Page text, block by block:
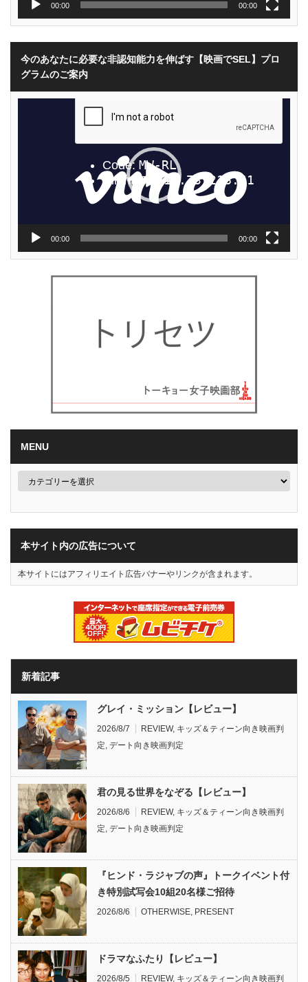
00:00 00:00
今のあなたに必要な非認知能力を伸ばす【映画でSEL】プロ
グラムのご案内
00:00 00:00
MENU
本サイト内の広告について
本サイトにはアフィリエイト広告バナーやリンクが含まれます。
新着記事
グレイ・ミッション【レビュー】
2026/8/7 REVIEW, キッズ＆ティーン向き映画判
定, デート向き映画判定
君の見る世界をなぞる【レビュー】
2026/8/6 REVIEW, キッズ＆ティーン向き映画判
定, デート向き映画判定
『ヒンド・ラジャブの声』トークイベント付
き特別試写会10組20名様ご招待
2026/8/6 OTHERWISE, PRESENT
ドラマなふたり【レビュー】
2026/8/5 REVIEW, キッズ＆ティーン向き映画判